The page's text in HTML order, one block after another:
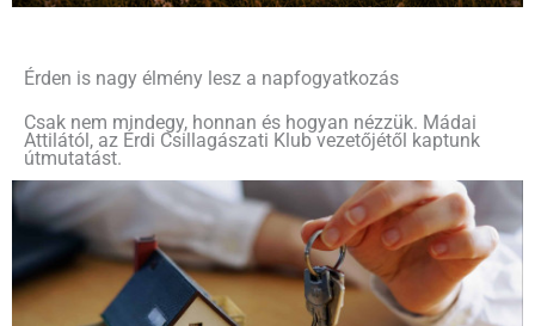
Érden is nagy élmény lesz a napfogyatkozás
Csak nem mindegy, honnan és hogyan nézzük. Mádai
Attilától, az Érdi Csillagászati Klub vezetőjétől kaptunk
útmutatást.